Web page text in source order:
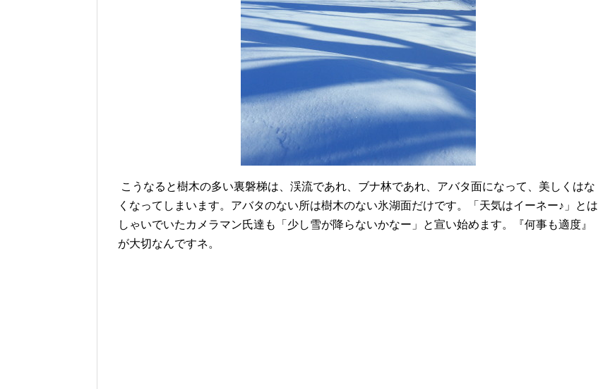
こうなると樹木の多い裏磐梯は、渓流であれ、ブナ林であれ、アバタ面になって、美しくはな
くなってしまいます。アバタのない所は樹木のない氷湖面だけです。「天気はイーネー♪」とは
しゃいでいたカメラマン氏達も「少し雪が降らないかなー」と宣い始めます。『何事も適度』
が大切なんですネ。